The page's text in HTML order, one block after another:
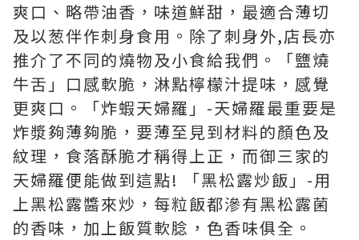
爽口、略帶油香，味道鮮甜，最適合薄切
及以葱伴作刺身食用。除了刺身外,店長亦
推介了不同的燒物及小食給我們。「鹽燒
牛舌」口感軟脆，淋點檸檬汁提味，感覺
更爽口。「炸蝦天婦羅」-天婦羅最重要是
炸漿夠薄夠脆，要薄至見到材料的顏色及
紋理，食落酥脆才稱得上正，而御三家的
天婦羅便能做到這點! 「黑松露炒飯」-用
上黑松露醬來炒，每粒飯都滲有黑松露菌
的香味，加上飯質軟腍，色香味俱全。